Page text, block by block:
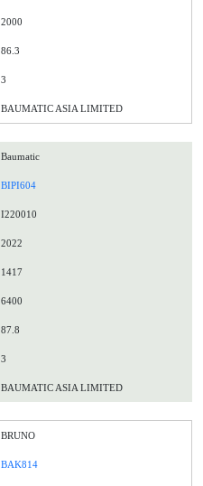
2000
86.3
3
BAUMATIC ASIA LIMITED
Baumatic
BIPI604
I220010
2022
1417
6400
87.8
3
BAUMATIC ASIA LIMITED
BRUNO
BAK814